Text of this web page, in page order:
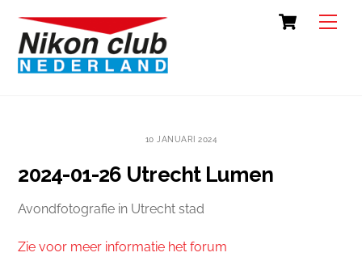
content
Cart
10 JANUARI 2024
2024-01-26 Utrecht Lumen
Avondfotografie in Utrecht stad
Zie voor meer informatie het forum